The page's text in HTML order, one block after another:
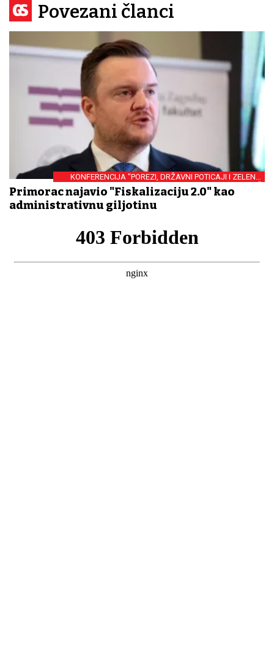
Povezani članci
KONFERENCIJA "POREZI, DRŽAVNI POTICAJI I ZELENA
TRANZICIJA"
Primorac najavio "Fiskalizaciju 2.0" kao
administrativnu giljotinu